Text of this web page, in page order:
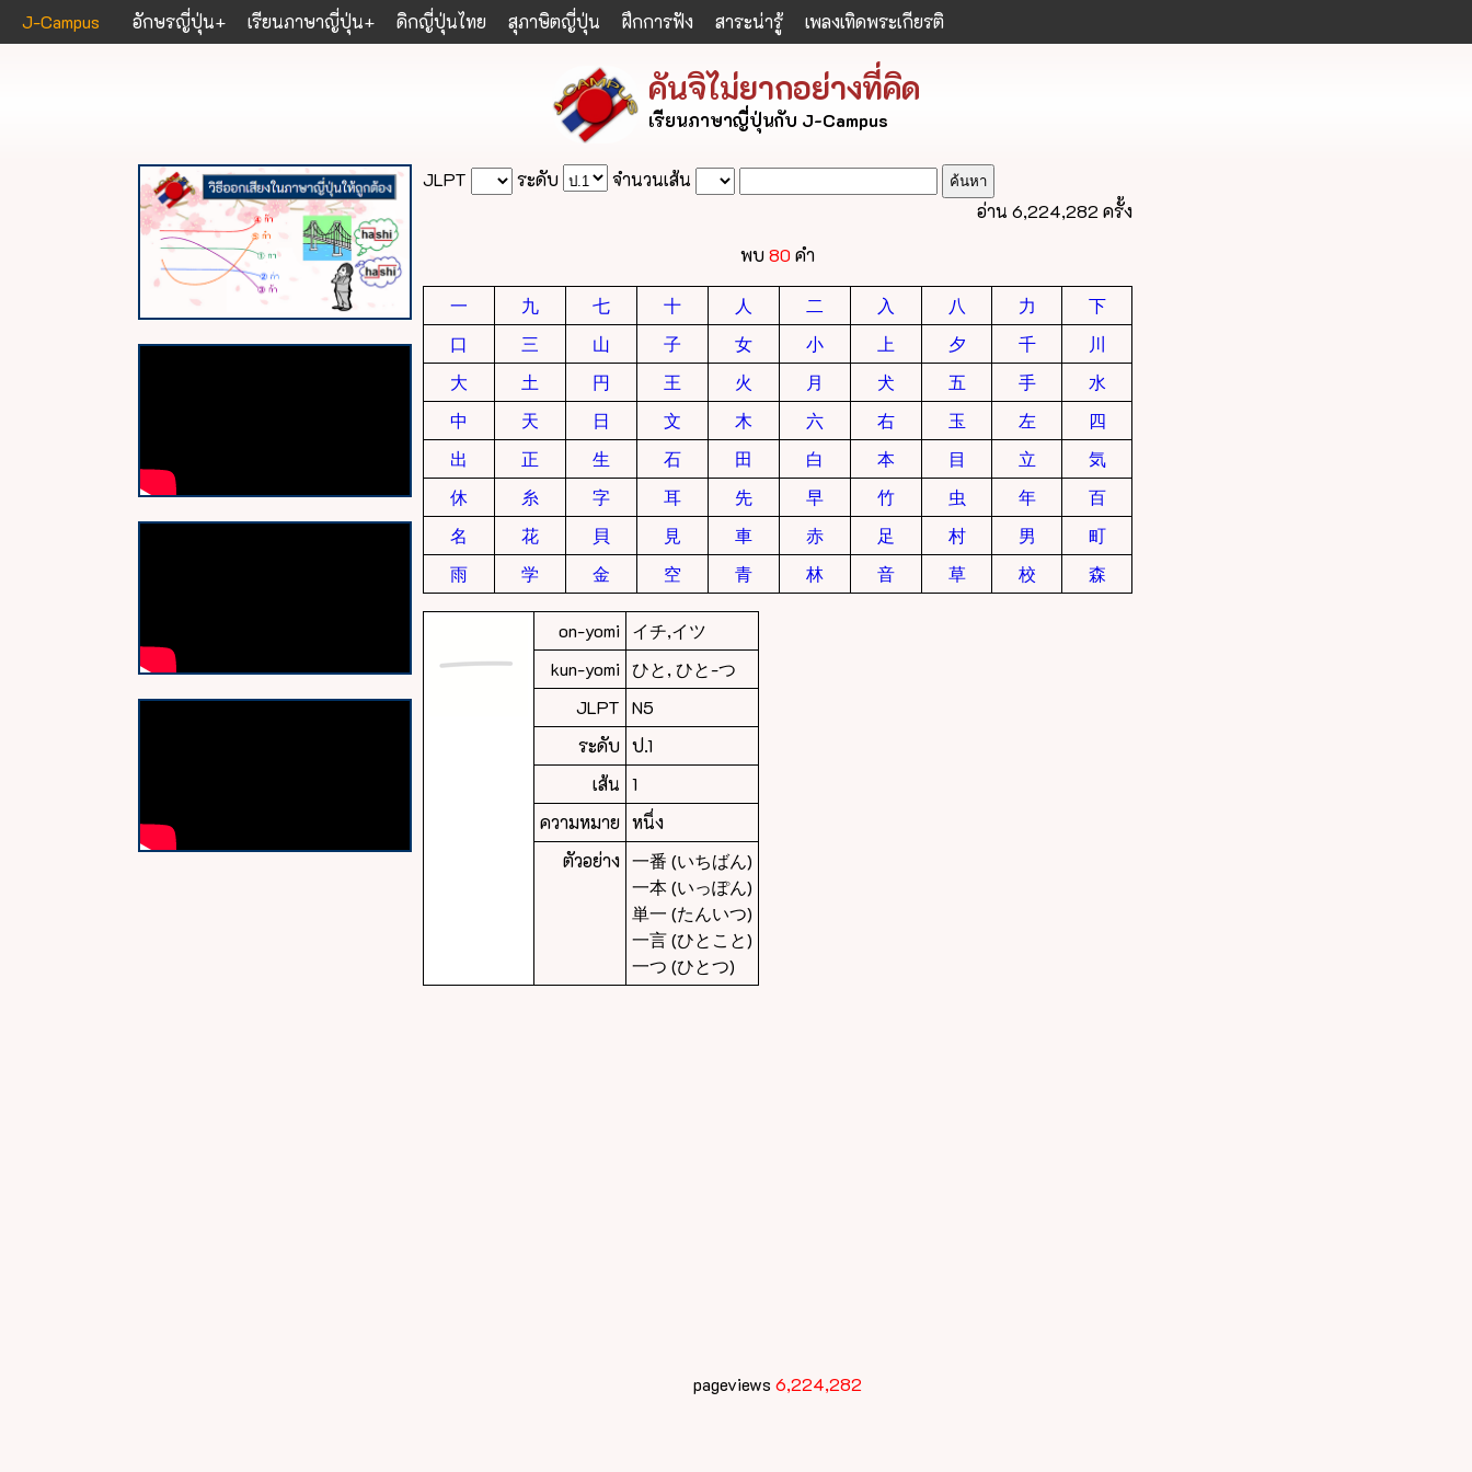
J-Campus อักษรญี่ปุ่น เรียนภาษาญี่ปุ่น ดิกญี่ปุ่นไทย สุภาษิตญี่ปุ่น ฝึกการฟัง สาระน่ารู้ เพลงเทิดพระเกียรติ
คันจิไม่ยากอย่างที่คิด
เรียนภาษาญี่ปุ่นกับ J-Campus
JLPT ระดับ
จำนวนเส้น
อ่าน 6,224,282 ครั้ง
พบ80 คำ
一 九 七 十 人 二 入 八 力
下
口
三 山 子 女 小 上 夕 千
川
大
土 円 王 火 月 犬 五 手
水
中
天 日 文 木 六 右 玉 左
四
出
正 生 石 田 白 本 目 立
気
休
糸 字 耳 先 早 竹 虫 年
百
名
花 貝 見 車 赤 足 村 男
町
雨
学 金 空 青 林 音 草 校 森
on-yomi
イチ,イツ
kun-yomi ひと, ひと-つ
JLPT N5
ระดับ ป.1
เส้น 1
ความหมาย หนึ่ง
ตัวอย่าง 一番 (いちばん)
一本 (いっぽん)
単一 (たんいつ)
一言 (ひとこと)
一つ (ひとつ)
pageviews 6,224,282